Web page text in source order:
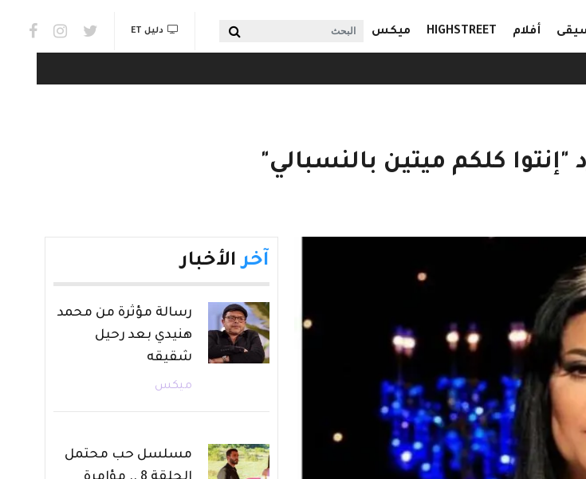
أفلام HIGHSTREET ميكس البحث links & Watch
دليل ET
كلكم ميتين بالنسبالي"
آخر الأخبار
رسالة مؤثرة من محمد
هنيدي بعد رحيل
شقيقه
ميكس
مسلسل حب محتمل